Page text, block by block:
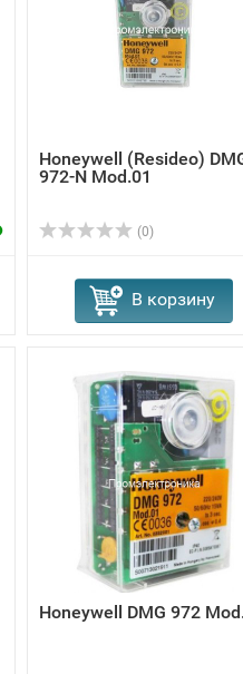
Honeywell (Resideo)
972-N Mod.01
(0)
В корзину
Honeywell DMG 972